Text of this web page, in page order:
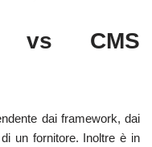
vs CMS
dai framework, dai
un fornitore. Inoltre è in